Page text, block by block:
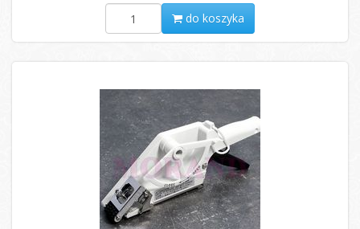
do koszyka